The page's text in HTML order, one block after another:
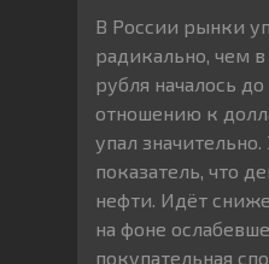
В России рынки
радикально, чем
рубля началось
отношению к
упал значительно.
показатель, что
нефти. Идёт
на фоне
покупательная